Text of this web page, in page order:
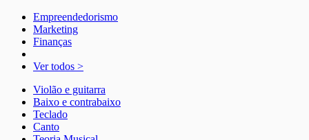
Empreendedorismo
Marketing
Finanças
Ver todos >
Violão e guitarra
Baixo e contrabaixo
Teclado
Canto